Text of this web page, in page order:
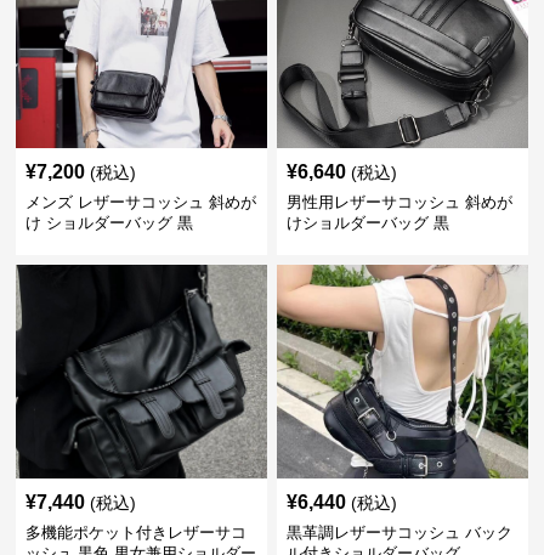
¥7,200 (税込)
メンズ レザーサコッシュ 斜めが
け ショルダーバッグ 黒
¥6,640 (税込)
男性用レザーサコッシュ 斜めが
けショルダーバッグ 黒
¥7,440 (税込)
多機能ポケット付きレザーサコ
¥6,440 (税込)
黒革調レザーサコッシュ バック